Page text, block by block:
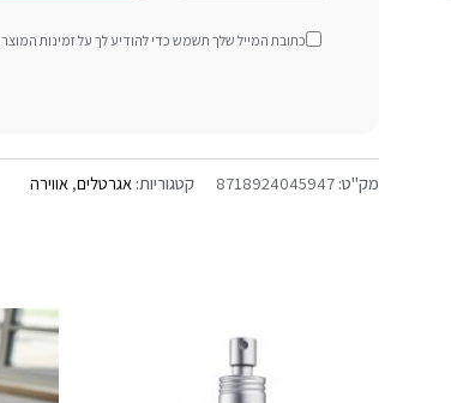
כתובת המייל שלך תשמש כדי להודיע ​​לך על זמינות המוצר.
מק"ט: 8718924045947 קטגוריות: אגרטלים, אווירה